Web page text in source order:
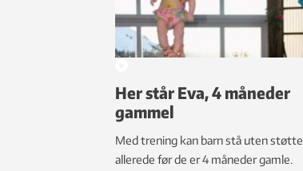
Her står Eva, 4 måneder
gammel
Med trening kan barn stå uten støtte
allerede før de er 4 måneder gamle.